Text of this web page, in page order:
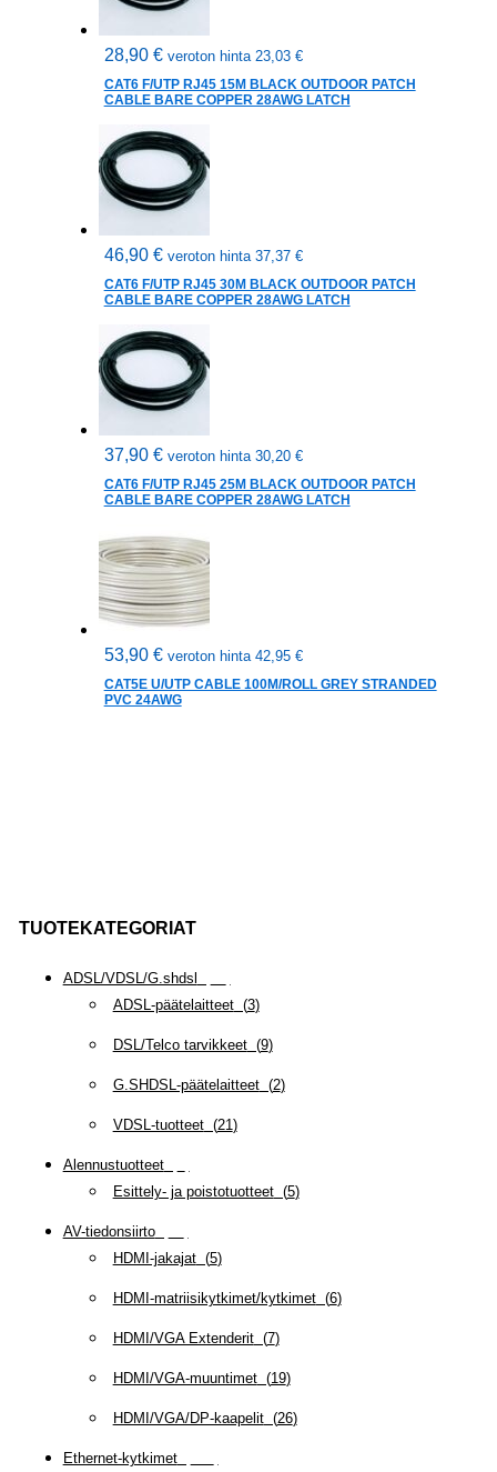
TUOTEKATEGORIAT
ADSL/VDSL/G.shdsl
ADSL-päätelaitteet(3)
DSL/Telco tarvikkeet(9)
G.SHDSL-päätelaitteet(2)
VDSL-tuotteet(21 )
Alennustuotteet(
Esittely- ja poistotuotteet(5)
AV-tiedonsiirto(
HDMI-jakajat(5)
HDMI-matriisikytkimet/kytkimet(6)
HDMI/VGA Extenderit(7)
HDMI/VGA-muuntimet(19)
HDMI/VGA/DP-kaapelit(26)
Ethernet-kytkimet(
28,90 € veroton hinta 23,03 €
CAT6 F/UTP RJ45 15M BLACK OUTDOOR PATCH
CABLE BARE COPPER 28AWG LATCH
46,90 € veroton hinta 37,37 €
CAT6 F/UTP RJ45 30M BLACK OUTDOOR PATCH
CABLE BARE COPPER 28AWG LATCH
37,90 € veroton hinta 30,20 €
CAT6 F/UTP RJ45 25M BLACK OUTDOOR PATCH
CABLE BARE COPPER 28AWG LATCH
53,90 € veroton hinta 42,95 €
CAT5E U/UTP CABLE 100M/ROLL GREY STRANDED
PVC 24AWG